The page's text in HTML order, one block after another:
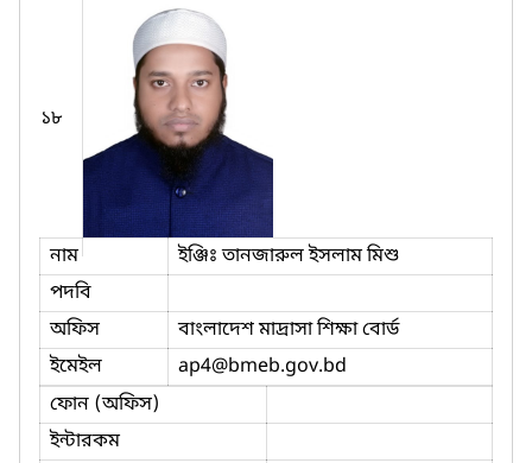
১৮
নাম
ইঞ্জিঃ তানজারুল ইসলাম মিশু
পদবি
অফিস
বাংলাদেশ মাদ্রাসা শিক্ষা বোর্ড
ইমেইল
ap4@bmeb.gov.bd
ফোন (অফিস)
ইন্টারকম